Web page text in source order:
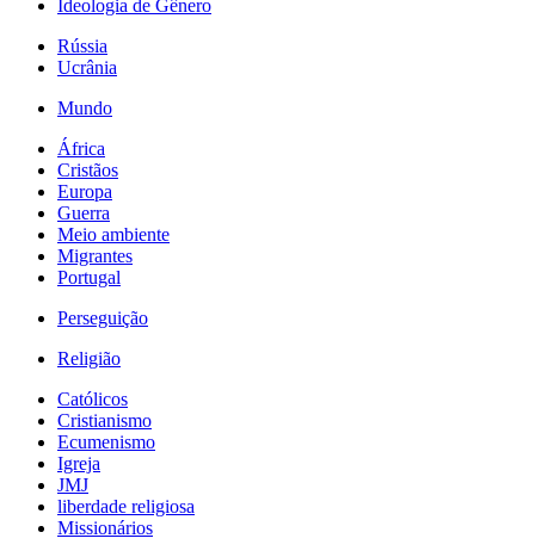
Ideologia de Gênero
Rússia
Ucrânia
Mundo
África
Cristãos
Europa
Guerra
Meio ambiente
Migrantes
Portugal
Perseguição
Religião
Católicos
Cristianismo
Ecumenismo
Igreja
JMJ
liberdade religiosa
Missionários